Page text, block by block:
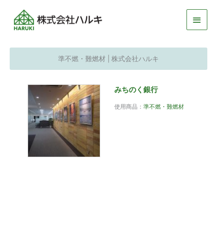
メ
メ
準不燃・難燃材 | 株式会社ハルキ
みちのく銀行
使用商品： 準不燃・難燃材